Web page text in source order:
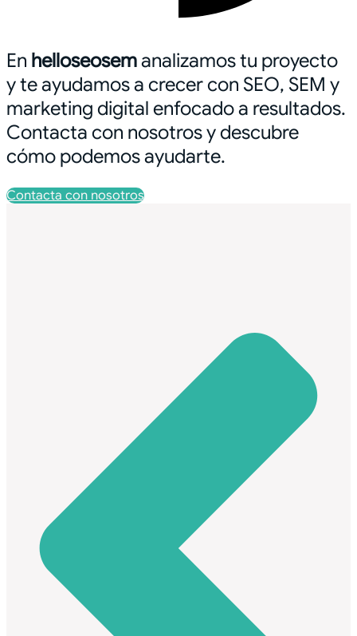
En helloseosemanalizamos tu proyecto
y te ayudamos a crecer con SEO, SEM y
marketing digital enfocado a resultados.
Contacta con nosotros y descubre
cómo podemos ayudarte.
Contacta con nosotros